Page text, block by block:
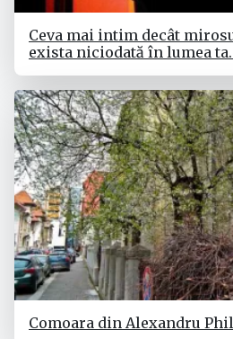
Ceva mai intim decât
exista niciodată în lumea
Comoara din Alexandru